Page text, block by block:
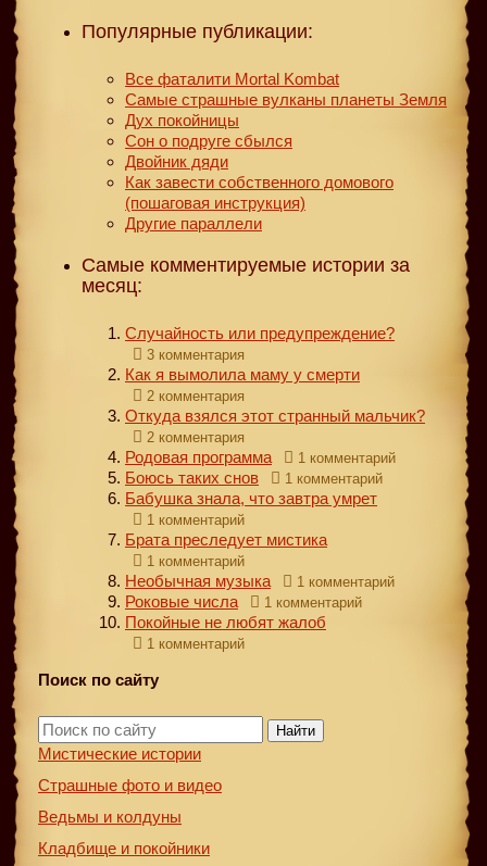
Популярные публикации:
Все фаталити Mortal Kombat
Самые страшные вулканы планеты Земля
Дух покойницы
Сон о подруге сбылся
Двойник дяди
Как завести собственного домового
(пошаговая инструкция)
Другие параллели
Самые комментируемые истории за
месяц:
Случайность или предупреждение?
3 комментария
Как я вымолила маму у смерти
2 комментария
Откуда взялся этот странный мальчик?
2 комментария
Родовая программа 1 комментарий
Боюсь таких снов 1 комментарий
Бабушка знала, что завтра умрет
1 комментарий
Брата преследует мистика
1 комментарий
Необычная музыка 1 комментарий
Роковые числа 1 комментарий
Покойные не любят жалоб
1 комментарий
Поиск по сайту
Найти
Мистические истории
Страшные фото и видео
Ведьмы и колдуны
Кладбище и покойники